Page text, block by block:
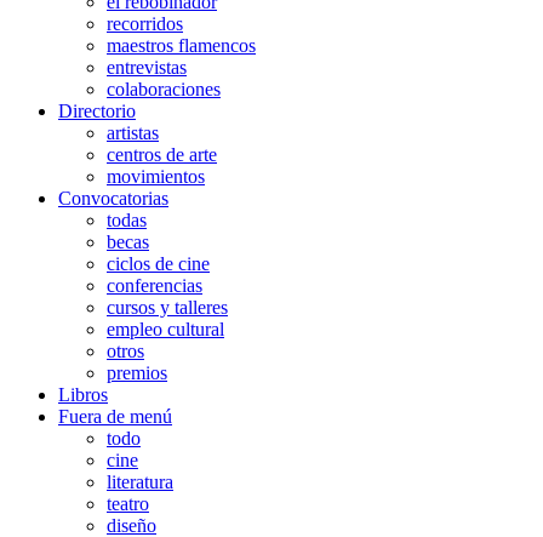
recorridos
maestros flamencos
entrevistas
colaboraciones
Directorio
artistas
centros de arte
movimientos
Convocatorias
todas
becas
ciclos de cine
conferencias
cursos y talleres
empleo cultural
otros
premios
Libros
Fuera de menú
todo
cine
literatura
teatro
diseño